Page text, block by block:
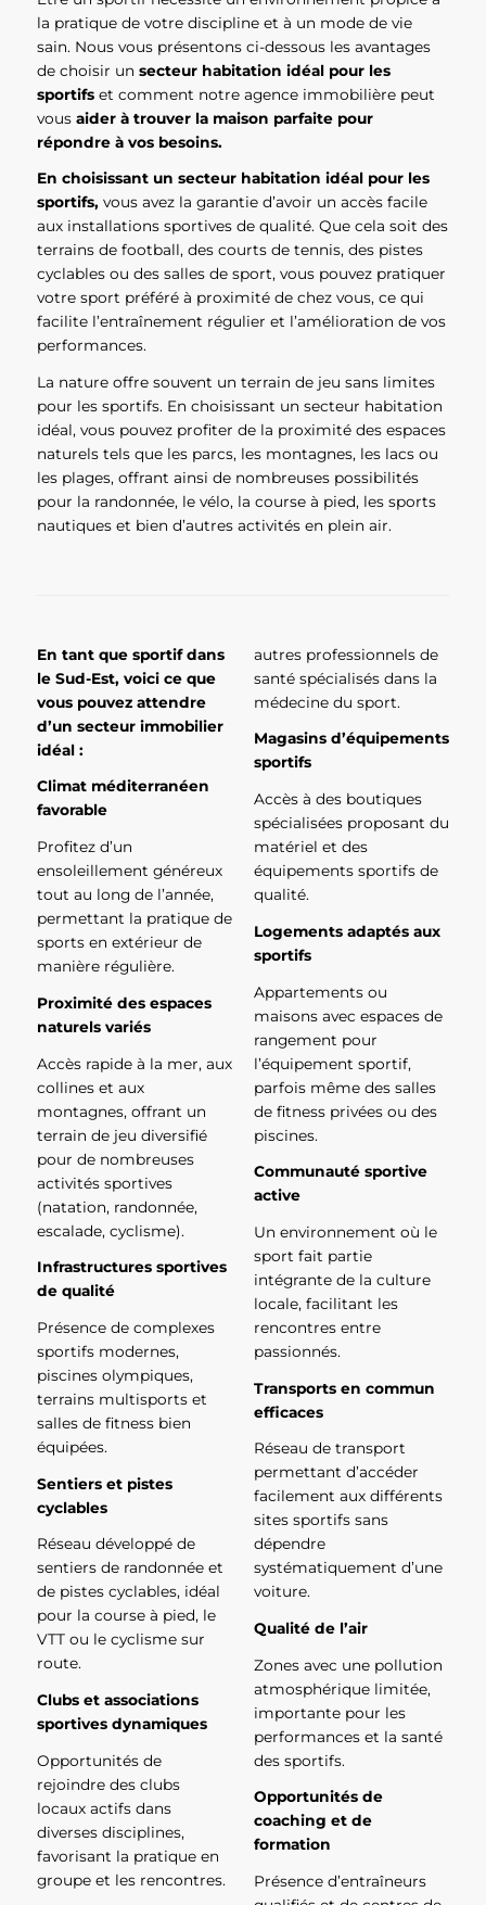
la pratique de votre discipline et à un mode de vie
sain. Nous vous présentons ci-dessous les avantages
de choisir un secteur habitation idéal pour les
sportifs et comment notre agence immobilière peut
vous aider à trouver la maison parfaite pour
répondre à vos besoins.
En choisissant un secteur habitation idéal pour les
sportifs, vous avez la garantie d’avoir un accès facile
aux installations sportives de qualité. Que cela soit des
terrains de football, des courts de tennis, des pistes
cyclables ou des salles de sport, vous pouvez pratiquer
votre sport préféré à proximité de chez vous, ce qui
facilite l’entraînement régulier et l’amélioration de vos
performances.
La nature offre souvent un terrain de jeu sans limites
pour les sportifs. En choisissant un secteur habitation
idéal, vous pouvez profiter de la proximité des espaces
naturels tels que les parcs, les montagnes, les lacs ou
les plages, offrant ainsi de nombreuses possibilités
pour la randonnée, le vélo, la course à pied, les sports
nautiques et bien d’autres activités en plein air.
En tant que sportif dans
le Sud-Est, voici ce que
vous pouvez attendre
d’un secteur immobilier
idéal :
Climat méditerranéen
favorable
Profitez d’un
ensoleillement généreux
tout au long de l’année,
permettant la pratique de
sports en extérieur de
manière régulière.
Proximité des espaces
naturels variés
Accès rapide à la mer, aux
collines et aux
montagnes, offrant un
terrain de jeu diversifié
pour de nombreuses
activités sportives
(natation, randonnée,
escalade, cyclisme).
Infrastructures sportives
de qualité
Présence de complexes
sportifs modernes,
piscines olympiques,
terrains multisports et
salles de fitness bien
équipées.
Sentiers et pistes
cyclables
Réseau développé de
sentiers de randonnée et
de pistes cyclables, idéal
pour la course à pied, le
VTT ou le cyclisme sur
route.
Clubs et associations
sportives dynamiques
Opportunités de
rejoindre des clubs
locaux actifs dans
diverses disciplines,
favorisant la pratique en
groupe et les rencontres.
autres professionnels de
santé spécialisés dans la
médecine du sport.
Magasins d’équipements
sportifs
Accès à des boutiques
spécialisées proposant du
matériel et des
équipements sportifs de
qualité.
Logements adaptés aux
sportifs
Appartements ou
maisons avec espaces de
rangement pour
l’équipement sportif,
parfois même des salles
de fitness privées ou des
piscines.
Communauté sportive
active
Un environnement où le
sport fait partie
intégrante de la culture
locale, facilitant les
rencontres entre
passionnés.
Transports en commun
efficaces
Réseau de transport
permettant d’accéder
facilement aux différents
sites sportifs sans
dépendre
systématiquement d’une
voiture.
Qualité de l’air
Zones avec une pollution
atmosphérique limitée,
importante pour les
performances et la santé
des sportifs.
Opportunités de
coaching et de
formation
Présence d’entraîneurs